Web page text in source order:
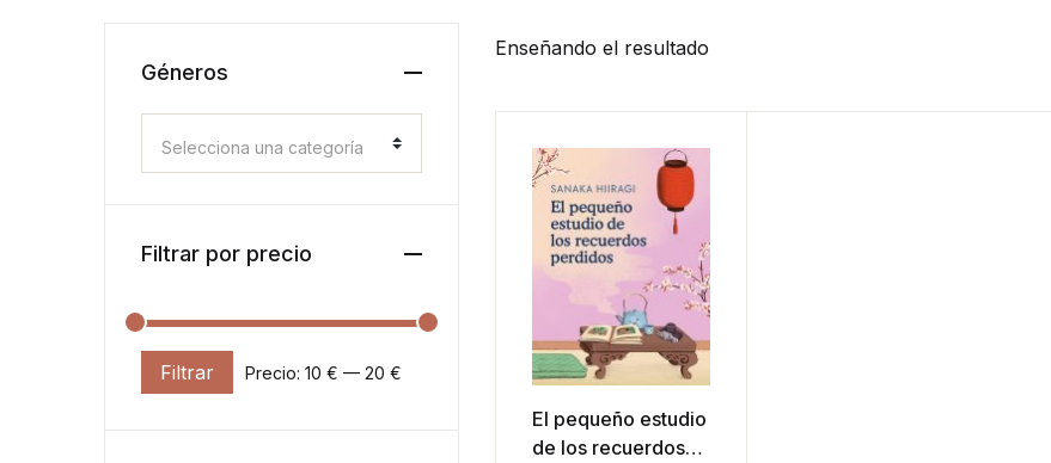
Enseñando el resultado
El pequeño estudio
de los recuerdos
Géneros
Selecciona una categoría
Filtrar por precio
Precio mínimo
Precio máximo
Filtrar Precio: 10 € — 20 €